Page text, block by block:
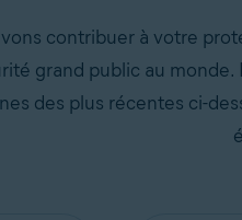
contribuer à votre
grand public au monde.
des plus récentes ci-